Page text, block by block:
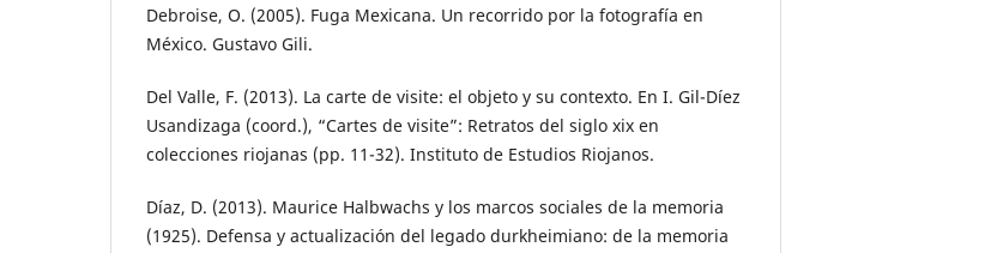
Debroise, O. (2005). Fuga Mexicana. Un recorrido por la fotografía en
México. Gustavo Gili.
Del Valle, F. (2013). La carte de visite: el objeto y su contexto. En I. Gil-Díez
Usandizaga (coord.), “Cartes de visite”: Retratos del siglo xix en
colecciones riojanas (pp. 11-32). Instituto de Estudios Riojanos.
Díaz, D. (2013). Maurice Halbwachs y los marcos sociales de la memoria
(1925). Defensa y actualización del legado durkheimiano: de la memoria